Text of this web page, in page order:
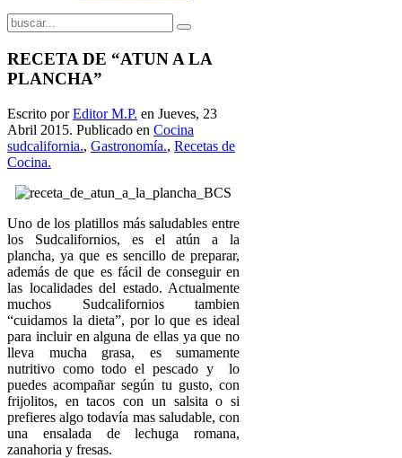
RECETA DE “ATUN A LA
PLANCHA”
Escrito porEditor M.P. en Jueves, 23
Abril 2015. Publicado en Cocina
sudcalifornia., Gastronomía., Recetas de
Cocina.
Uno de los platillos más saludables entre
los Sudcalifornios, es el atún a la
plancha, ya que es sencillo de preparar,
además de que es fácil de conseguir en
las localidades del estado. Actualmente
muchos Sudcalifornios tambien
“cuidamos la dieta”, por lo que es ideal
para incluir en alguna de ellas ya que no
lleva mucha grasa, es sumamente
nutritivo como todo el pescado y lo
puedes acompañar según tu gusto, con
frijolitos, en tacos con un salsita o si
prefieres algo todavía mas saludable, con
una ensalada de lechuga romana,
zanahoria y fresas.